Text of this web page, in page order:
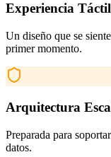
Experiencia
Un diseño que se
primer momento.
Arquitectura
Preparada para
datos.